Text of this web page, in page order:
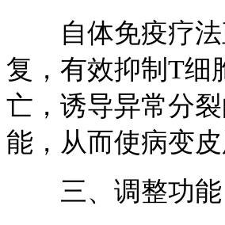
自体免疫疗法
复，有效抑制T细
亡，诱导异常分
能，从而使病变
三、调整功能